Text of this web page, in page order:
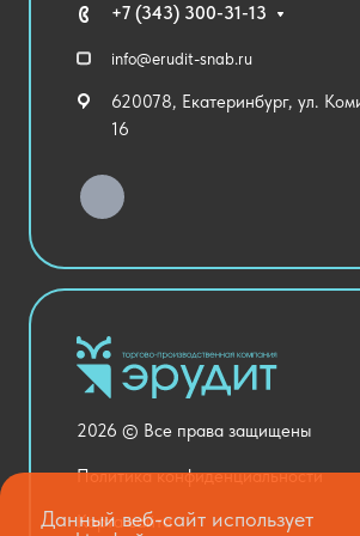
Технические средства обучения
Спортивный зал
Уличное оборудование
Хозяйственные Товары
Столовая и пищеблок
Оснащение кабинетов
Медицинский кабинет
Национальные проекты
+7 (343) 300-31-13
info@erudit-snab.ru
620078, Екатеринбург, ул.
16
2026 © Все права защищены
Политика конфиденциальности
Карта сайта
Данный веб-сайт использует